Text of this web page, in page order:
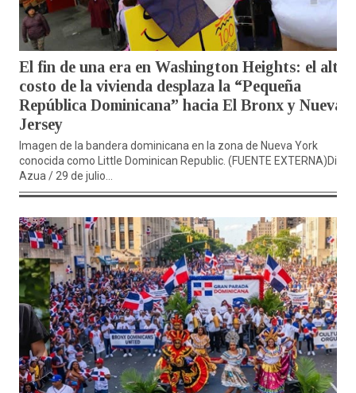
El fin de una era en Washington Heights: el alto
costo de la vivienda desplaza la “Pequeña
República Dominicana” hacia El Bronx y Nueva
Jersey
Imagen de la bandera dominicana en la zona de Nueva York
conocida como Little Dominican Republic. (FUENTE EXTERNA)Diario
Azua / 29 de julio...